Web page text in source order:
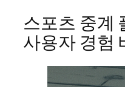
스포츠 중계
사용자 경험